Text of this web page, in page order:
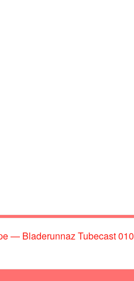
— Bladerunnaz Tubecast 010